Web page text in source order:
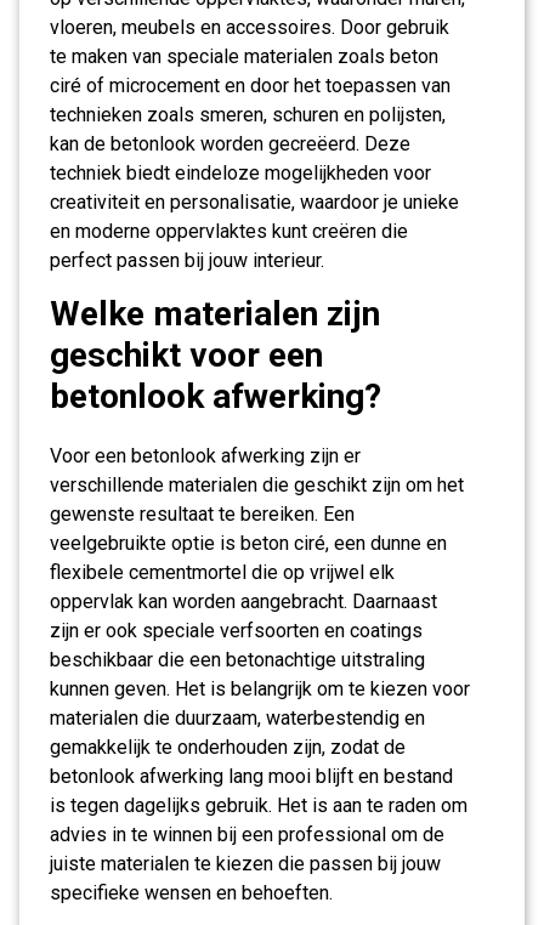
vloeren, meubels en accessoires. Door gebruik
te maken van speciale materialen zoals beton
ciré of microcement en door het toepassen van
technieken zoals smeren, schuren en polijsten,
kan de betonlook worden gecreëerd. Deze
techniek biedt eindeloze mogelijkheden voor
creativiteit en personalisatie, waardoor je unieke
en moderne oppervlaktes kunt creëren die
perfect passen bij jouw interieur.
Welke materialen zijn
geschikt voor een
betonlook afwerking?
Voor een betonlook afwerking zijn er
verschillende materialen die geschikt zijn om het
gewenste resultaat te bereiken. Een
veelgebruikte optie is beton ciré, een dunne en
flexibele cementmortel die op vrijwel elk
oppervlak kan worden aangebracht. Daarnaast
zijn er ook speciale verfsoorten en coatings
beschikbaar die een betonachtige uitstraling
kunnen geven. Het is belangrijk om te kiezen voor
materialen die duurzaam, waterbestendig en
gemakkelijk te onderhouden zijn, zodat de
betonlook afwerking lang mooi blijft en bestand
is tegen dagelijks gebruik. Het is aan te raden om
advies in te winnen bij een professional om de
juiste materialen te kiezen die passen bij jouw
specifieke wensen en behoeften.